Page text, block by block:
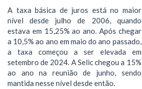
A taxa básica de juros está no maior
nível desde julho de 2006, quando
estava em 15,25% ao ano. Após chegar
a 10,5% ao ano em maio do ano passado,
a taxa começou a ser elevada em
setembro de 2024. A Selic chegou a 15%
ao ano na reunião de junho, sendo
mantida nesse nível desde então.